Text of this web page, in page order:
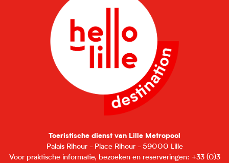
Toeristische dienst van Lille Metropool
Palais Rihour - Place Rihour - 59000 Lille
Voor praktische informatie, bezoeken en reserveringen: +33 (0)3